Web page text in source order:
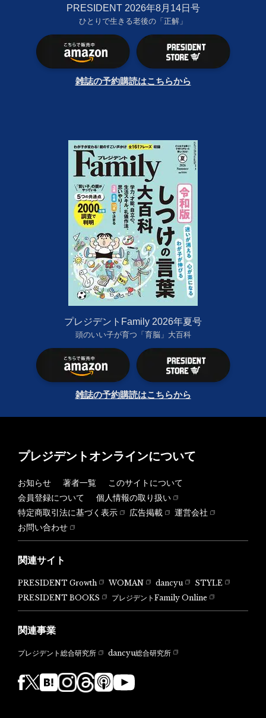
PRESIDENT 2026年8月14日号
ひとりで生きる老後の「正解」
雑誌の予約購読はこちらから
プレジデントFamily 2026年夏号
頭のいい子が育つ「育脳」大百科
雑誌の予約購読はこちらから
プレジデントオンラインについて
お知らせ 著者一覧
このサイトについて
会員登録について
個人情報の取り扱い
特定商取引法に基づく表示
広告掲載
運営会社
お問い合わせ
関連サイト
PRESIDENT Growth WOMAN dancyu
STYLE
PRESIDENT BOOKS
プレジデントFamily Online
関連事業
プレジデント総合研究所 dancyu総合研究所